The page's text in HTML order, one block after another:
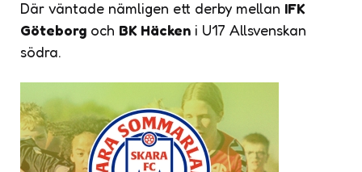
Där väntade nämligen ett derby mellan IFK
Göteborg och BK Häcken i U17 Allsvenskan
södra.